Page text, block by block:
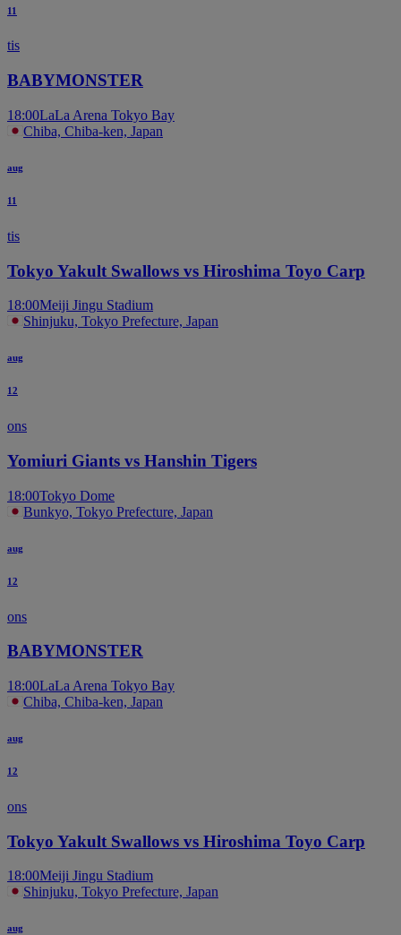
11
tis
BABYMONSTER
18:00LaLa Arena Tokyo Bay
Chiba, Chiba-ken, Japan
aug
11
tis
Tokyo Yakult Swallows vs Hiroshima Toyo Carp
18:00Meiji Jingu Stadium
Shinjuku, Tokyo Prefecture, Japan
aug
12
ons
Yomiuri Giants vs Hanshin Tigers
18:00Tokyo Dome
Bunkyo, Tokyo Prefecture, Japan
aug
12
ons
BABYMONSTER
18:00LaLa Arena Tokyo Bay
Chiba, Chiba-ken, Japan
aug
12
ons
Tokyo Yakult Swallows vs Hiroshima Toyo Carp
18:00Meiji Jingu Stadium
Shinjuku, Tokyo Prefecture, Japan
aug